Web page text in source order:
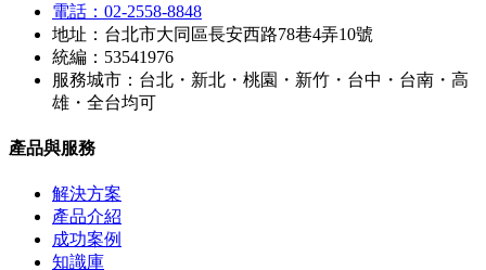
電話：02-2558-8848
地址：台北市大同區長安西路78巷4弄10號
統編：53541976
服務城市：台北・新北・桃園・新竹・台中・台南・高
雄・全台均可
產品與服務
解決方案
產品介紹
成功案例
知識庫